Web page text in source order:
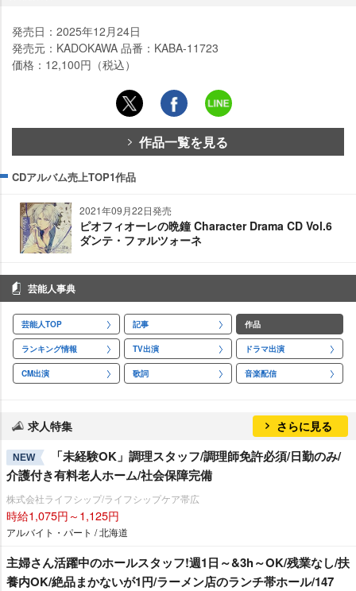
発売日：2025年12月24日
発売元：KADOKAWA 品番：KABA-11723
価格：12,100円（税込）
作品一覧を見る
CDアルバム売上TOP1作品
2021年09月22日発売
ピオフィオーレの晩鐘 Character Drama CD Vol.6
ダンテ・ファルツォーネ
芸能人事典
芸能人TOP 記事 作品
ランキング情報 TV出演 ドラマ出演
CM出演 歌詞 音楽配信
求人特集 さらに見る
NEW
「未経験OK」調理スタッフ/調理師免許必須/日勤のみ/
介護付き有料老人ホーム/社会保障完備
株式会社ライフシップ/ライフシップケア帯広
時給1,075円～1,125円
アルバイト・パート / 北海道
主婦さん活躍中のホールスタッフ!週1日～&3h～OK/残業なし/扶
養内OK/絶品まかないが1円/ラーメン店のランチ帯ホール/147